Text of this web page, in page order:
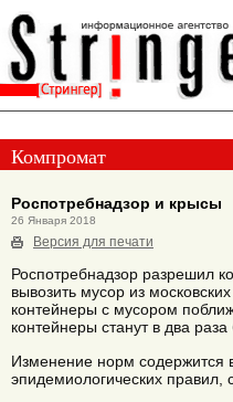
Компромат
Роспотребнадзор и крысы
26 Января 2018
Версия для печати
Роспотребнадзор разрешил
вывозить мусор из
контейнеры с мусором
контейнеры станут в два
Изменение норм содержится
эпидемиологических